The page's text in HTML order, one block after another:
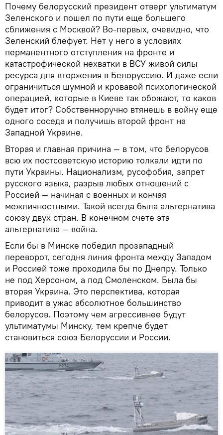
Почему белорусский президент отверг ультиматум
Зеленского и пошел по пути еще большего
сближения с Москвой? Во-первых, очевидно, что
Зеленский блефует. Нет у него в условиях
перманентного отступления на фронте и
катастрофической нехватки в ВСУ живой силы
ресурса для вторжения в Белоруссию. И даже если
ограничиться шумной и кровавой психологической
операцией, которые в Киеве так обожают, то каков
будет итог? Собственноручно втянешь в войну еще
одного соседа и получишь второй фронт на
Западной Украине.
Вторая и главная причина — в том, что белорусов
всю их постсоветскую историю толкали идти по
пути Украины. Национализм, русофобия, запрет
русского языка, разрыв любых отношений с
Россией — начиная с военных и кончая
межличностными. Такой всегда была альтернатива
союзу двух стран. В конечном счете эта
альтернатива — война.
Если бы в Минске победил прозападный
переворот, сегодня линия фронта между Западом
и Россией тоже проходила бы по Днепру. Только
не под Херсоном, а под Смоленском. Была бы
вторая Украина. Это перспектива, которая
приводит в ужас абсолютное большинство
белорусов. Поэтому чем агрессивнее будут
ультиматумы Минску, тем крепче будет
становиться союз Белоруссии и России.